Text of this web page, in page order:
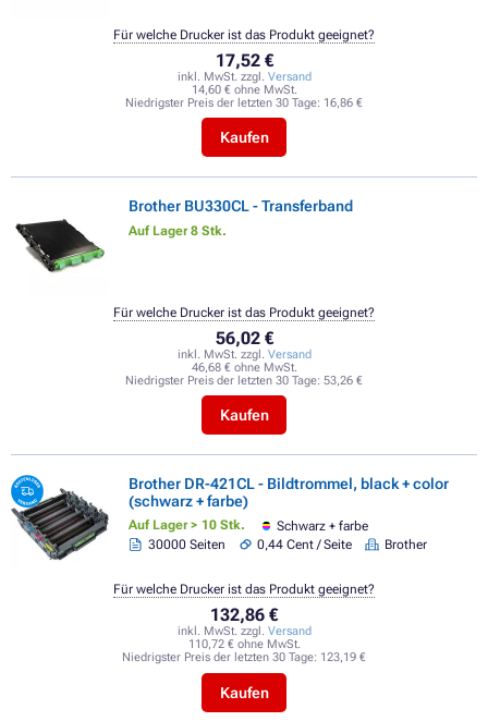
17,52 €
inkl. MwSt. zzgl. Versand
14,60 € ohne MwSt.
Niedrigster Preis der letzten 30 Tage: 16,86 €
Kaufen
Für welche Drucker ist das Produkt geeignet?
Brother BU330CL - Transferband
Auf Lager 8 Stk.
56,02 €
inkl. MwSt. zzgl. Versand
46,68 € ohne MwSt.
Niedrigster Preis der letzten 30 Tage: 53,26 €
Kaufen
Für welche Drucker ist das Produkt geeignet?
Brother DR-421CL - Bildtrommel, black + color
(schwarz + farbe)
Auf Lager > 10 Stk.
Schwarz + farbe
30000 Seiten
0,44 Cent / Seite Brother
132,86 €
inkl. MwSt. zzgl. Versand
110,72 € ohne MwSt.
Niedrigster Preis der letzten 30 Tage: 123,19 €
Kaufen
Für welche Drucker ist das Produkt geeignet?